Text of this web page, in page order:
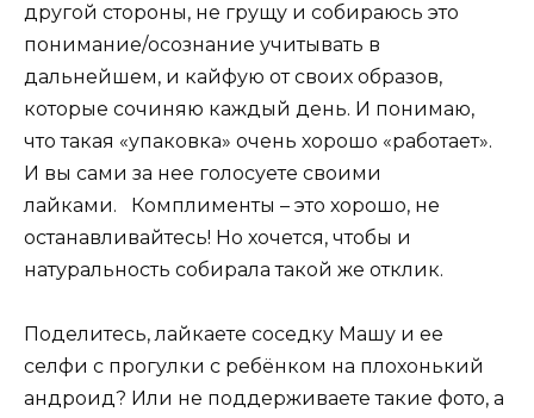
другой стороны, не грущу и собираюсь это
понимание/осознание учитывать в
дальнейшем, и кайфую от своих образов,
которые сочиняю каждый день. И понимаю,
что такая «упаковка» очень хорошо «работает».
И вы сами за нее голосуете своими
лайками.⠀Комплименты – это хорошо, не
останавливайтесь! Но хочется, чтобы и
натуральность собирала такой же отклик.⠀
Поделитесь, лайкаете соседку Машу и ее
селфи с прогулки с ребёнком на плохонький
андроид? Или не поддерживаете такие фото, а